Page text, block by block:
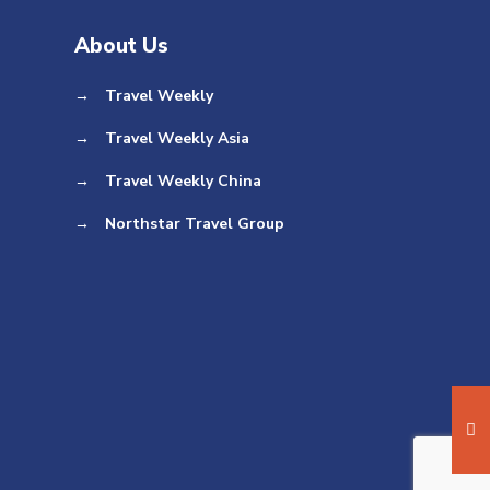
About Us
→ Travel Weekly
→ Travel Weekly Asia
→ Travel Weekly China
→ Northstar Travel Group